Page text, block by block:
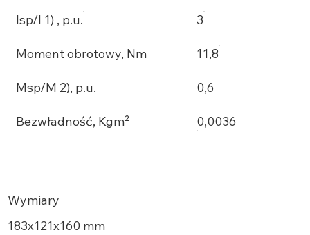
Isp/I 1) , p.u. 3
Moment obrotowy, Nm 11,8
Msp/M 2), p.u. 0,6
Bezwładność, Kgm² 0,0036
Wymiary
183х121x160 mm